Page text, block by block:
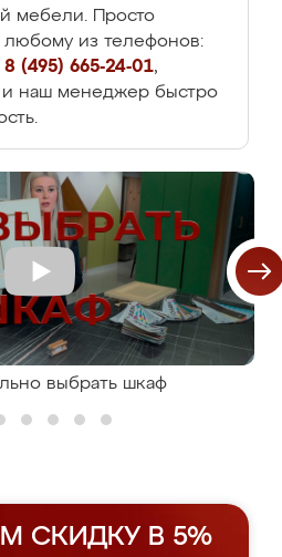
мебели. Просто
любому из телефонов:
8 (495) 665-24-01,
и наш менеджер быстро
выбрать шкаф
СКИДКУ В 5%